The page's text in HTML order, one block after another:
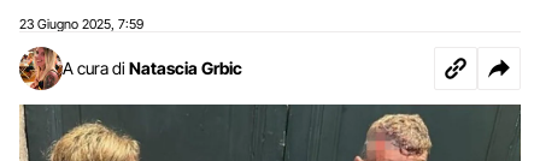
23 Giugno 2025 7:59
A cura di Natascia Grbic